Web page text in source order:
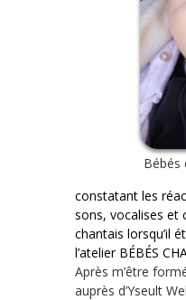
Bébés
constatant les
sons, vocalises et
chantais lorsqu’il
l’atelier BÉBÉS
Après m’être
auprès d’Yseult